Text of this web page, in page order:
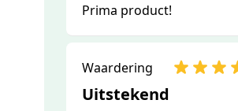
Prima product!
Waardering
Uitstekend